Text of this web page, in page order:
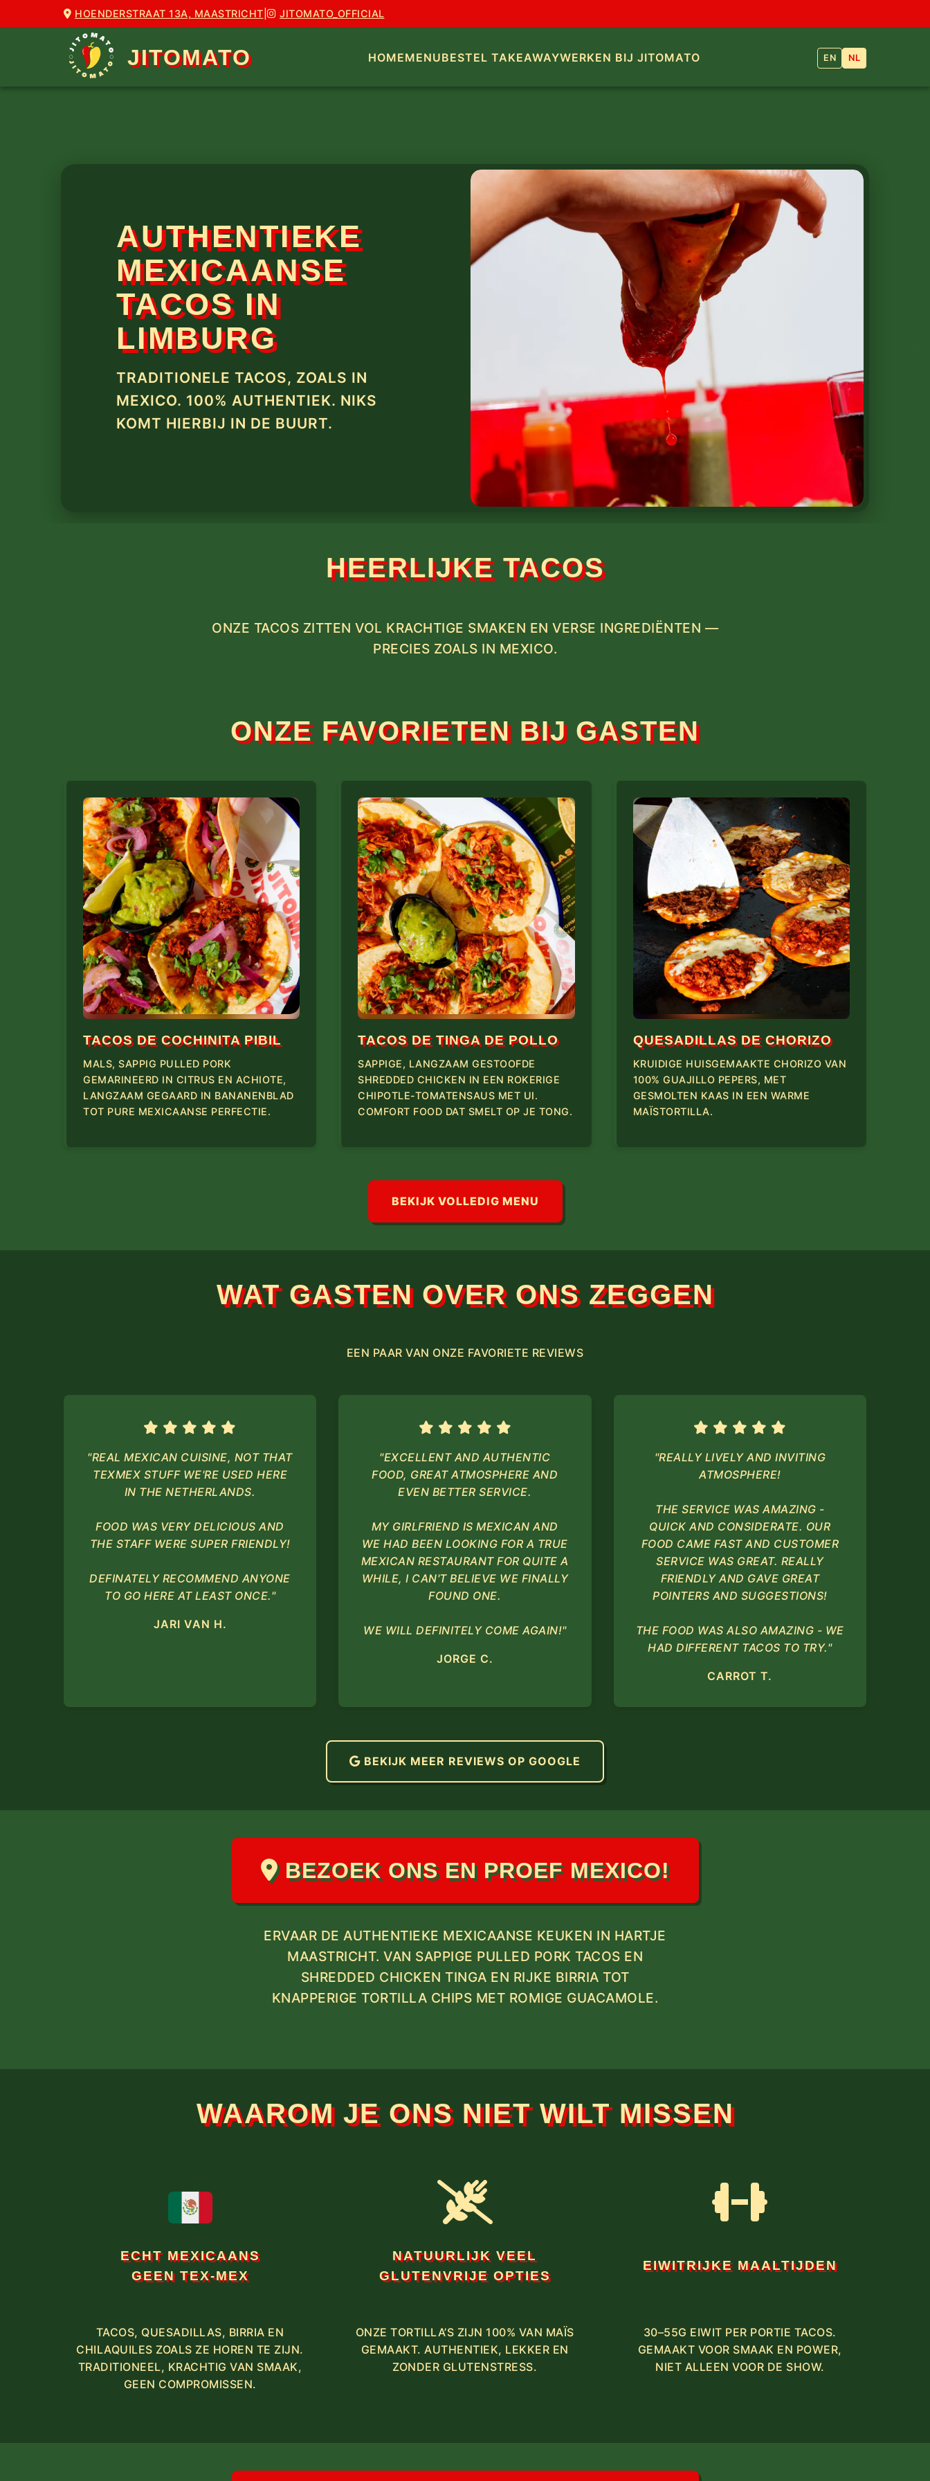
HOENDERSTRAAT 13A, MAASTRICHT JITOMATO_OFFICIAL
JITOMATO HOMEMENUBESTEL TAKEAWAYWERKEN BIJ JITOMATO EN NL
AUTHENTIEKE
MEXICAANSE
TACOS IN
LIMBURG
TRADITIONELE TACOS, ZOALS IN
MEXICO. 100% AUTHENTIEK. NIKS
KOMT HIERBIJ IN DE BUURT.
HEERLIJKE TACOS
ONZE TACOS ZITTEN VOL KRACHTIGE SMAKEN EN VERSE INGREDIËNTEN —
PRECIES ZOALS IN MEXICO.
ONZE FAVORIETEN BIJ GASTEN
TACOS DE COCHINITA PIBIL
MALS, SAPPIG PULLED PORK
GEMARINEERD IN CITRUS EN ACHIOTE,
LANGZAAM GEGAARD IN BANANENBLAD
TOT PURE MEXICAANSE PERFECTIE.
TACOS DE TINGA DE POLLO
SAPPIGE, LANGZAAM GESTOOFDE
SHREDDED CHICKEN IN EEN ROKERIGE
CHIPOTLE-TOMATENSAUS MET UI.
COMFORT FOOD DAT SMELT OP JE TONG.
QUESADILLAS DE CHORIZO
KRUIDIGE HUISGEMAAKTE CHORIZO VAN
100% GUAJILLO PEPERS, MET
GESMOLTEN KAAS IN EEN WARME
MAÏSTORTILLA.
BEKIJK VOLLEDIG MENU
WAT GASTEN OVER ONS ZEGGEN
EEN PAAR VAN ONZE FAVORIETE REVIEWS
"REAL MEXICAN CUISINE, NOT THAT
TEXMEX STUFF WE'RE USED HERE
IN THE NETHERLANDS.
FOOD WAS VERY DELICIOUS AND
THE STAFF WERE SUPER FRIENDLY!
DEFINATELY RECOMMEND ANYONE
TO GO HERE AT LEAST ONCE."
JARI VAN H.
"EXCELLENT AND AUTHENTIC
FOOD, GREAT ATMOSPHERE AND
EVEN BETTER SERVICE.
MY GIRLFRIEND IS MEXICAN AND
WE HAD BEEN LOOKING FOR A TRUE
MEXICAN RESTAURANT FOR QUITE A
WHILE, I CAN'T BELIEVE WE FINALLY
FOUND ONE.
WE WILL DEFINITELY COME AGAIN!"
JORGE C.
"REALLY LIVELY AND INVITING
ATMOSPHERE!
THE SERVICE WAS AMAZING -
QUICK AND CONSIDERATE. OUR
FOOD CAME FAST AND CUSTOMER
SERVICE WAS GREAT. REALLY
FRIENDLY AND GAVE GREAT
POINTERS AND SUGGESTIONS!
THE FOOD WAS ALSO AMAZING - WE
HAD DIFFERENT TACOS TO TRY."
CARROT T.
BEKIJK MEER REVIEWS OP GOOGLE
BEZOEK ONS EN PROEF MEXICO!
ERVAAR DE AUTHENTIEKE MEXICAANSE KEUKEN IN HARTJE
MAASTRICHT. VAN SAPPIGE PULLED PORK TACOS EN
SHREDDED CHICKEN TINGA EN RIJKE BIRRIA TOT
KNAPPERIGE TORTILLA CHIPS MET ROMIGE GUACAMOLE.
WAAROM JE ONS NIET WILT MISSEN
ECHT MEXICAANS
GEEN TEX-MEX
TACOS, QUESADILLAS, BIRRIA EN
CHILAQUILES ZOALS ZE HOREN TE ZIJN.
TRADITIONEEL, KRACHTIG VAN SMAAK,
GEEN COMPROMISSEN.
NATUURLIJK VEEL
GLUTENVRIJE OPTIES
ONZE TORTILLA’S ZIJN 100% VAN MAÏS
GEMAAKT. AUTHENTIEK, LEKKER EN
ZONDER GLUTENSTRESS.
EIWITRIJKE MAALTIJDEN
30–55G EIWIT PER PORTIE TACOS.
GEMAAKT VOOR SMAAK EN POWER,
NIET ALLEEN VOOR DE SHOW.